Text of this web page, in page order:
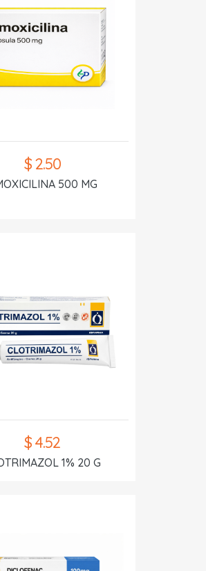
$ 2.50
500 MG
$ 4.52
1% 20 G